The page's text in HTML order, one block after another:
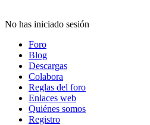
No has iniciado sesión
Foro
Blog
Descargas
Colabora
Reglas del foro
Enlaces web
Quiénes somos
Registro